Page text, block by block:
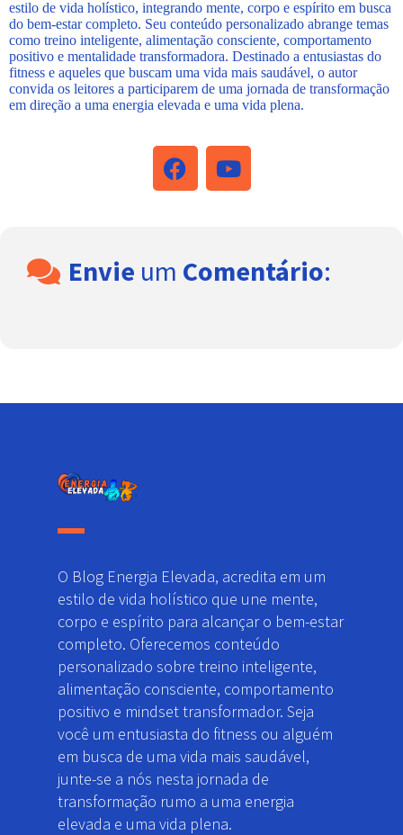
estilo de vida holístico, integrando mente, corpo e espírito em busca
do bem-estar completo. Seu conteúdo personalizado abrange temas
como treino inteligente, alimentação consciente, comportamento
positivo e mentalidade transformadora. Destinado a entusiastas do
fitness e aqueles que buscam uma vida mais saudável, o autor
convida os leitores a participarem de uma jornada de transformação
em direção a uma energia elevada e uma vida plena.
Envie um Comentário:
O Blog Energia Elevada, acredita em um
estilo de vida holístico que une mente,
corpo e espírito para alcançar o bem-estar
completo. Oferecemos conteúdo
personalizado sobre treino inteligente,
alimentação consciente, comportamento
positivo e mindset transformador. Seja
você um entusiasta do fitness ou alguém
em busca de uma vida mais saudável,
junte-se a nós nesta jornada de
transformação rumo a uma energia
elevada e uma vida plena.